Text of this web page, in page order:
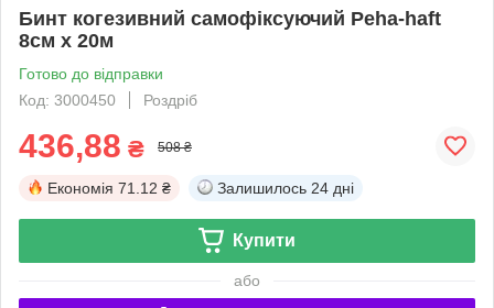
Бинт когезивний самофіксуючий Peha-haft
8см х 20м
Готово до відправки
Код: 3000450
Роздріб
436,88 ₴ 508 ₴
Економія 71.12 ₴ Залишилось 24 дні
Купити
або